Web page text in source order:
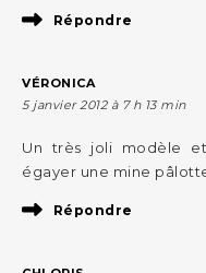
Répondre
VÉRONICA
5 janvier 2012 à 7 h 13 min
Un très joli modèle
égayer une mine
Répondre